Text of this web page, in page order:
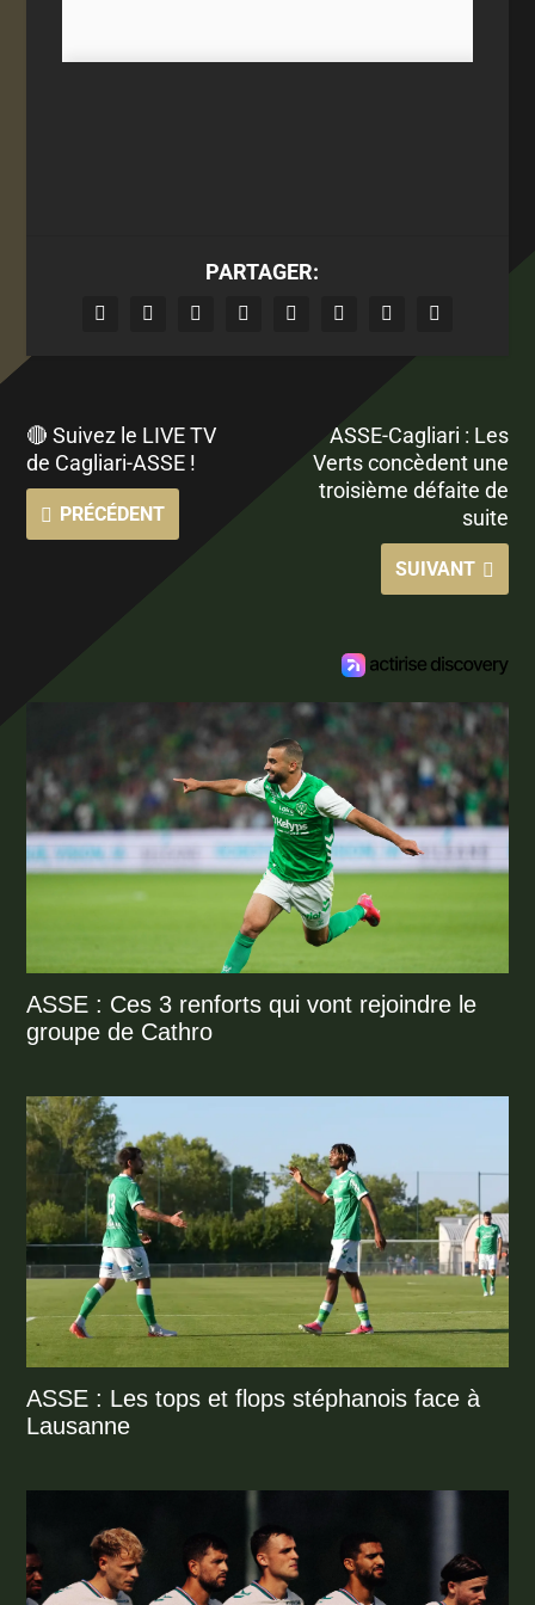
PARTAGER:
🔴 Suivez le LIVE TV
de Cagliari-ASSE !
PRÉCÉDENT
ASSE-Cagliari : Les
Verts concèdent une
troisième défaite de
suite
SUIVANT
ASSE : Ces 3 renforts qui vont rejoindre le
groupe de Cathro
ASSE : Les tops et flops stéphanois face à
Lausanne